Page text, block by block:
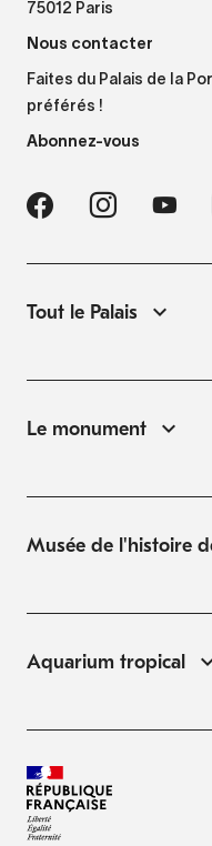
75012 Paris
Nous contacter
Faites du Palais de la
préférés !
Abonnez-vous
Tout le Palais
Le monument
Musée de l'histoire
Aquarium tropical